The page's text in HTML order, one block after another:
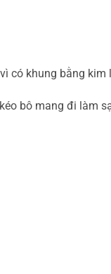
có khung bằng
bô mang đi làm